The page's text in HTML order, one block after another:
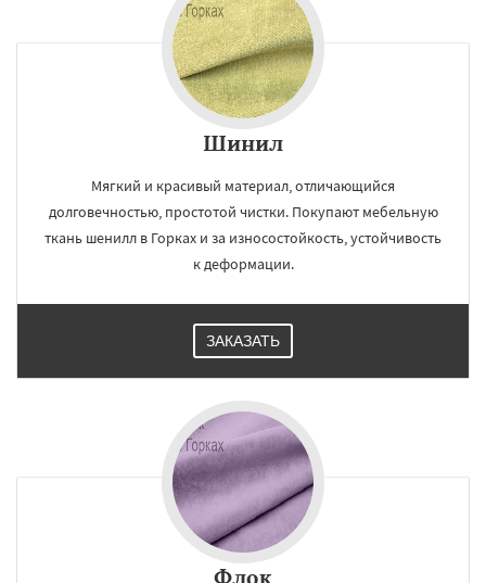
Шинил
Мягкий и красивый материал, отличающийся
долговечностью, простотой чистки. Покупают мебельную
ткань шенилл в Горках и за износостойкость, устойчивость
к деформации.
ЗАКАЗАТЬ
Флок